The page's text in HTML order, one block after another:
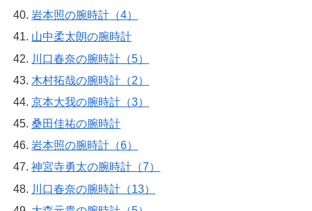
岩本照の腕時計（4）
山中柔太朗の腕時計
川口春奈の腕時計（5）
木村拓哉の腕時計（2）
京本大我の腕時計（3）
桑田佳祐の腕時計
岩本照の腕時計（6）
神宮寺勇太の腕時計（7）
川口春奈の腕時計（13）